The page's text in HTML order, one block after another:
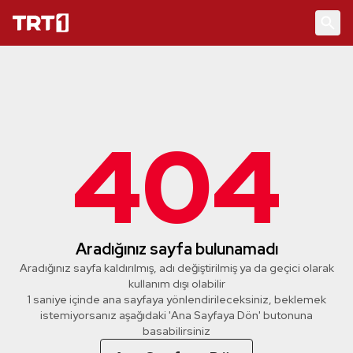
404
Aradığınız sayfa bulunamadı
Aradığınız sayfa kaldırılmış, adı değiştirilmiş ya da geçici olarak
kullanım dışı olabilir
1 saniye içinde ana sayfaya yönlendirileceksiniz, beklemek
istemiyorsanız aşağıdaki 'Ana Sayfaya Dön' butonuna
basabilirsiniz